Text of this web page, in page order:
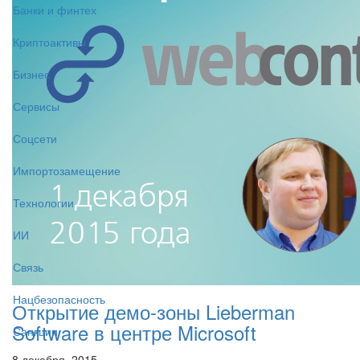
Банки и финтех
Криптоактивы
Бизнес
Сервисы
Соцсети
Импортозамещение
Технологии
ИИ
Связь
Нацбезопасность
Санкции
Открытие демо-зоны Lieberman
Software в центре Microsoft